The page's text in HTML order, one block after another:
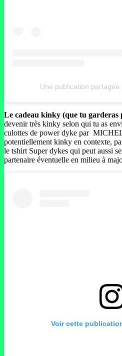
Une publication
Le cadeau kinky (que tu garderas
devenir très kinky selon qui tu as
culottes de power dyke par
potentiellement kinky en contexte,
le tshirt Super dykes qui peut aussi
partenaire éventuelle en milieu à
Voir cette